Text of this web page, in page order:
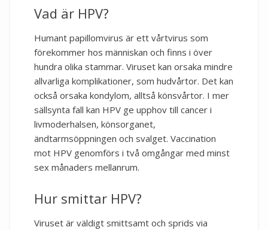
Vad är HPV?
Humant papillomvirus är ett vårtvirus som
förekommer hos människan och finns i över
hundra olika stammar. Viruset kan orsaka mindre
allvarliga komplikationer, som hudvårtor. Det kan
också orsaka kondylom, alltså könsvårtor. I mer
sällsynta fall kan HPV ge upphov till cancer i
livmoderhalsen, könsorganet,
ändtarmsöppningen och svalget. Vaccination
mot HPV genomförs i två omgångar med minst
sex månaders mellanrum.
Hur smittar HPV?
Viruset är väldigt smittsamt och sprids via